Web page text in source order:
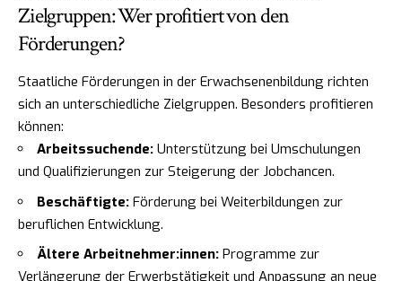
Zielgruppen: Wer profitiert von den
Förderungen?
Staatliche Förderungen in der Erwachsenenbildung richten
sich an unterschiedliche Zielgruppen. Besonders profitieren
können:
Arbeitssuchende: Unterstützung bei Umschulungen
und Qualifizierungen zur Steigerung der Jobchancen.
Beschäftigte: Förderung bei Weiterbildungen zur
beruflichen Entwicklung.
Ältere Arbeitnehmer:innen: Programme zur
Verlängerung der Erwerbstätigkeit und Anpassung an neue